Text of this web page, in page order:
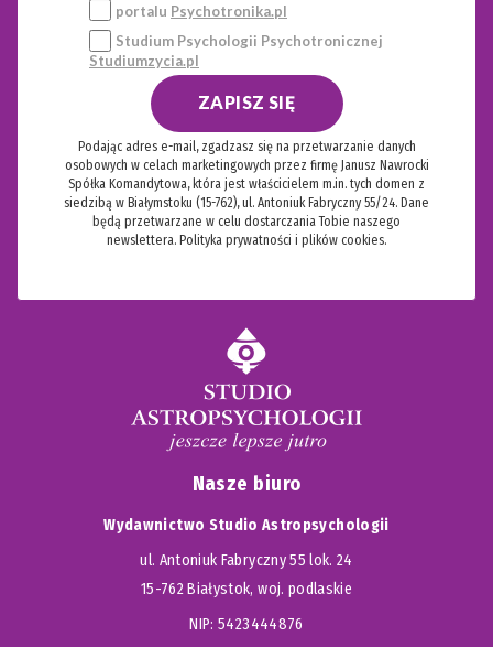
portalu Psychotronika.pl
Studium Psychologii Psychotronicznej
Studiumzycia.pl
ZAPISZ SIĘ
Podając adres e-mail, zgadzasz się na przetwarzanie danych
osobowych w celach marketingowych przez firmę Janusz Nawrocki
Spółka Komandytowa, która jest właścicielem m.in. tych domen z
siedzibą w Białymstoku (15-762), ul. Antoniuk Fabryczny 55/24. Dane
będą przetwarzane w celu dostarczania Tobie naszego
newslettera. Polityka prywatności i plików cookies.
Nasze biuro
Wydawnictwo Studio Astropsychologii
ul. Antoniuk Fabryczny 55 lok. 24
15-762 Białystok, woj. podlaskie
NIP: 5423444876